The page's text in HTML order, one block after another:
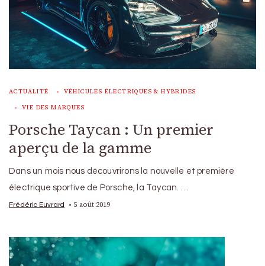
ACTUALITÉ VÉHICULES ÉLECTRIQUES & HYBRIDES
VIE DES MARQUES
Porsche Taycan : Un premier
aperçu de la gamme
Dans un mois nous découvrirons la nouvelle et première
électrique sportive de Porsche, la Taycan. …
Frédéric Euvrard 5 août 2019